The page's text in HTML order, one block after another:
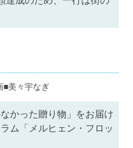
美々宇なぎ
かった贈り物」をお届け
ム「メルヒェン・フロッ